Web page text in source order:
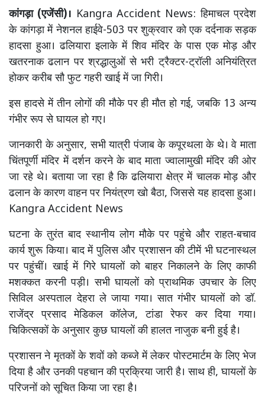
कांगड़ा (एजेंसी)। Kangra Accident News: हिमाचल प्रदेश
के कांगड़ा में नेशनल हाईवे-503 पर शुक्रवार को एक दर्दनाक सड़क
हादसा हुआ। ढलियारा इलाके में शिव मंदिर के पास एक मोड़ और
खतरनाक ढलान पर श्रद्धालुओं से भरी ट्रैक्टर-ट्रॉली अनियंत्रित
होकर करीब सौ फुट गहरी खाई में जा गिरी।
इस हादसे में तीन लोगों की मौके पर ही मौत हो गई, जबकि 13 अन्य
गंभीर रूप से घायल हो गए।
जानकारी के अनुसार, सभी यात्री पंजाब के कपूरथला के थे। वे माता
चिंतपूर्णी मंदिर में दर्शन करने के बाद माता ज्वालामुखी मंदिर की ओर
जा रहे थे। बताया जा रहा है कि ढलियारा क्षेत्र में चालक मोड़ और
ढलान के कारण वाहन पर नियंत्रण खो बैठा, जिससे यह हादसा हुआ।
Kangra Accident News
घटना के तुरंत बाद स्थानीय लोग मौके पर पहुंचे और राहत-बचाव
कार्य शुरू किया। बाद में पुलिस और प्रशासन की टीमें भी घटनास्थल
पर पहुंचीं। खाई में गिरे घायलों को बाहर निकालने के लिए काफी
मशक्कत करनी पड़ी। सभी घायलों को प्राथमिक उपचार के लिए
सिविल अस्पताल देहरा ले जाया गया। सात गंभीर घायलों को डॉ.
राजेंद्र प्रसाद मेडिकल कॉलेज, टांडा रेफर कर दिया गया।
चिकित्सकों के अनुसार कुछ घायलों की हालत नाजुक बनी हुई है।
प्रशासन ने मृतकों के शवों को कब्जे में लेकर पोस्टमार्टम के लिए भेज
दिया है और उनकी पहचान की प्रक्रिया जारी है। साथ ही, घायलों के
परिजनों को सूचित किया जा रहा है।